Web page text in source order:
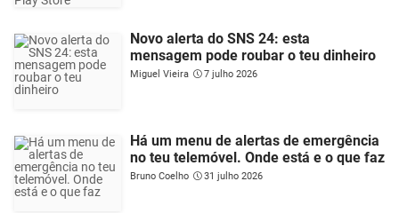
Novo alerta do SNS 24: esta
mensagem pode roubar o teu dinheiro
Miguel Vieira 7 julho 2026
Há um menu de alertas de emergência
no teu telemóvel. Onde está e o que faz
Bruno Coelho 31 julho 2026